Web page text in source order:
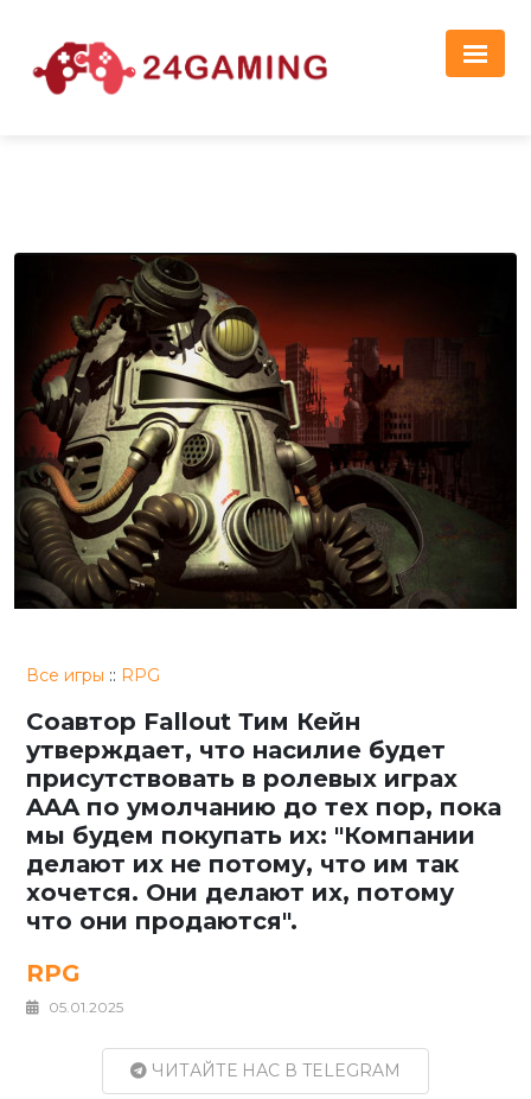
Все игры :: RPG
Соавтор Fallout Тим Кейн
утверждает, что насилие будет
присутствовать в ролевых играх
AAA по умолчанию до тех пор, пока
мы будем покупать их: "Компании
делают их не потому, что им так
хочется. Они делают их, потому
что они продаются".
RPG
05.01.2025
ЧИТАЙТЕ НАС В TELEGRAM